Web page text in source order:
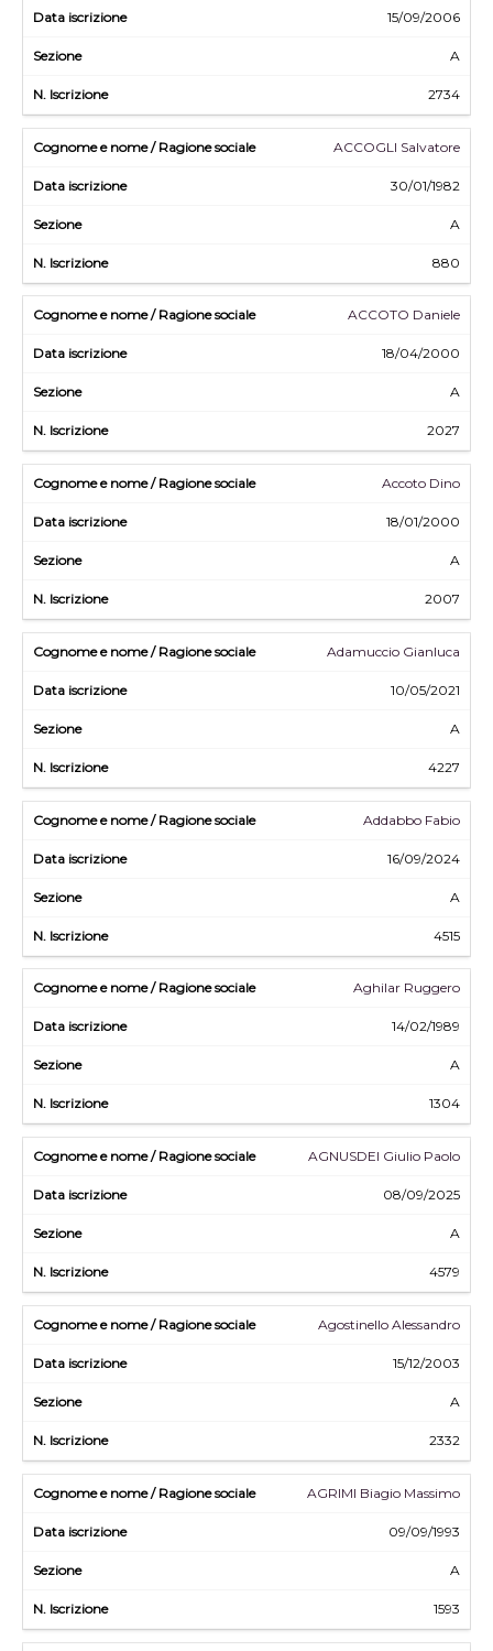
15/09/2006
A
2734
ACCOGLI Salvatore
30/01/1982
A
880
ACCOTO Daniele
18/04/2000
A
2027
Accoto Dino
18/01/2000
A
2007
Adamuccio Gianluca
10/05/2021
A
4227
Addabbo Fabio
16/09/2024
A
4515
Aghilar Ruggero
14/02/1989
A
1304
AGNUSDEI Giulio Paolo
08/09/2025
A
4579
Agostinello Alessandro
15/12/2003
A
2332
AGRIMI Biagio Massimo
09/09/1993
A
1593